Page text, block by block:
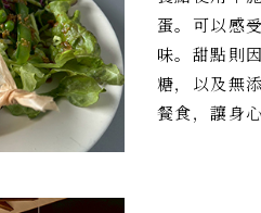
蛋。可以感
味。甜點則
糖，以及無
餐食，讓身